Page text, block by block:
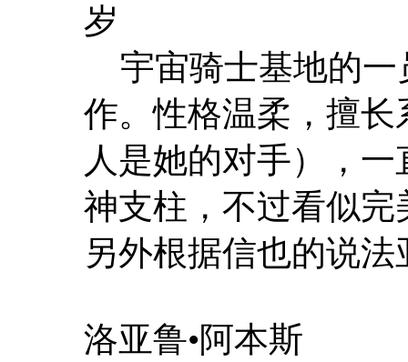
岁
宇宙骑士基地的一
作。性格温柔，擅
人是她的对手），
神支柱，不过看似
另外根据信也的说
洛亚鲁•阿本斯